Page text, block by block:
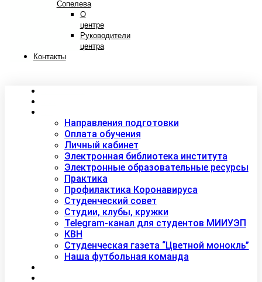
Сопелева
О
центре
Руководители
центра
Контакты
Направления подготовки
Оплата обучения
Личный кабинет
Электронная библиотека института
Электронные образовательные ресурсы
Практика
Профилактика Коронавируса
Студенческий совет
Студии, клубы, кружки
Telegram-канал для студентов МИИУЭП
КВН
Студенческая газета “Цветной монокль”
Наша футбольная команда